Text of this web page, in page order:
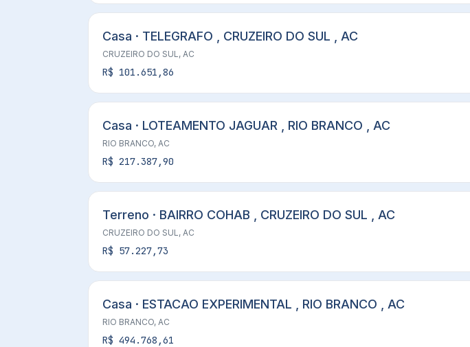
Casa · TELEGRAFO , CRUZEIRO DO SUL , AC
CRUZEIRO DO SUL, AC
R$ 101.651,86
Casa · LOTEAMENTO JAGUAR , RIO BRANCO , AC
RIO BRANCO, AC
R$ 217.387,90
Terreno · BAIRRO COHAB , CRUZEIRO DO SUL , AC
CRUZEIRO DO SUL, AC
R$ 57.227,73
Casa · ESTACAO EXPERIMENTAL , RIO BRANCO , AC
RIO BRANCO, AC
R$ 494.768,61